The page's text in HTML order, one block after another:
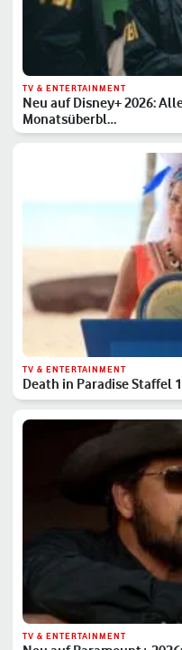
TV & ENTERTAINMENT
Neu auf Disney+ 2026:
Monatsüberbl…
TV & ENTERTAINMENT
Death in Paradise Staffel
TV & ENTERTAINMENT